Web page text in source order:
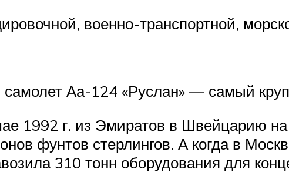
военно-транспортной,
Аа-124 «Руслан» — самый
1992 г. из Эмиратов в Швейцарию на
фунтов стерлингов. А когда в
310 тонн оборудования для